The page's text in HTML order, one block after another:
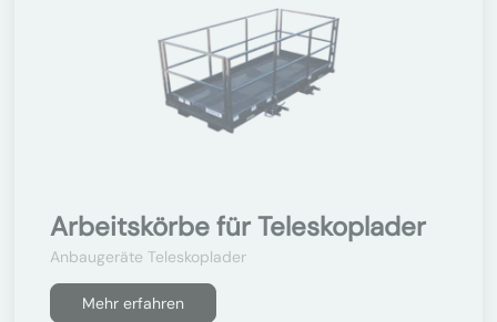
Arbeitskörbe für Teleskoplader
Anbaugeräte Teleskoplader
Mehr erfahren